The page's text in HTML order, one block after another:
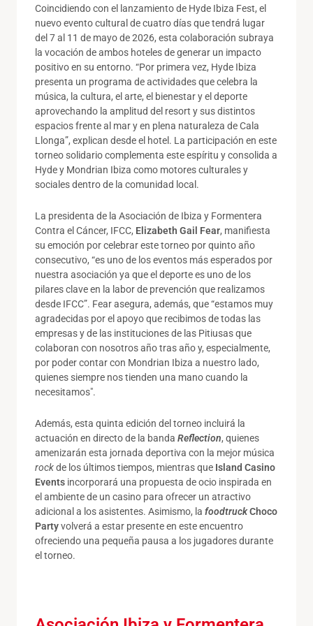
Coincidiendo con el lanzamiento de Hyde Ibiza Fest, el
nuevo evento cultural de cuatro días que tendrá lugar
del 7 al 11 de mayo de 2026, esta colaboración subraya
la vocación de ambos hoteles de generar un impacto
positivo en su entorno. “Por primera vez, Hyde Ibiza
presenta un programa de actividades que celebra la
música, la cultura, el arte, el bienestar y el deporte
aprovechando la amplitud del resort y sus distintos
espacios frente al mar y en plena naturaleza de Cala
Llonga”, explican desde el hotel. La participación en este
torneo solidario complementa este espíritu y consolida a
Hyde y Mondrian Ibiza como motores culturales y
sociales dentro de la comunidad local.
La presidenta de la Asociación de Ibiza y Formentera
Contra el Cáncer, IFCC, Elizabeth Gail Fear, manifiesta
su emoción por celebrar este torneo por quinto año
consecutivo, “es uno de los eventos más esperados por
nuestra asociación ya que el deporte es uno de los
pilares clave en la labor de prevención que realizamos
desde IFCC”. Fear asegura, además, que “estamos muy
agradecidas por el apoyo que recibimos de todas las
empresas y de las instituciones de las Pitiusas que
colaboran con nosotros año tras año y, especialmente,
por poder contar con Mondrian Ibiza a nuestro lado,
quienes siempre nos tienden una mano cuando la
necesitamos".
Además, esta quinta edición del torneo incluirá la
actuación en directo de la banda Reflection, quienes
amenizarán esta jornada deportiva con la mejor música
rockde los últimos tiempos, mientras que Island Casino
Events incorporará una propuesta de ocio inspirada en
el ambiente de un casino para ofrecer un atractivo
adicional a los asistentes. Asimismo, la foodtruckChoco
Partyvolverá a estar presente en este encuentro
ofreciendo una pequeña pausa a los jugadores durante
el torneo.